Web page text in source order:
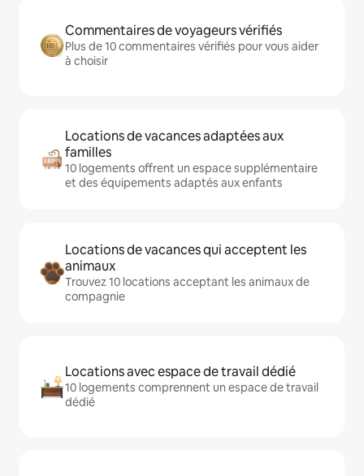
Commentaires de voyageurs vérifiés
Plus de 10 commentaires vérifiés pour vous aider
à choisir
Locations de vacances adaptées aux
familles
10 logements offrent un espace supplémentaire
et des équipements adaptés aux enfants
Locations de vacances qui acceptent les
animaux
Trouvez 10 locations acceptant les animaux de
compagnie
Locations avec espace de travail dédié
10 logements comprennent un espace de travail
dédié